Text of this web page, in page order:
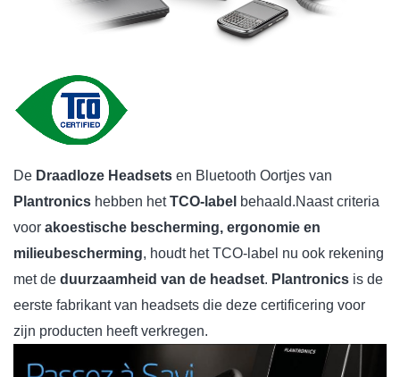
De Draadloze Headsets en Bluetooth Oortjes van
Plantronics hebben hetTCO-label behaald.Naast criteria
voor akoestische bescherming, ergonomie en
milieubescherming, houdt het TCO-label nu ook rekening
met de duurzaamheid van de headset. Plantronics is de
eerste fabrikant van headsets die deze certificering voor
zijn producten heeft verkregen.